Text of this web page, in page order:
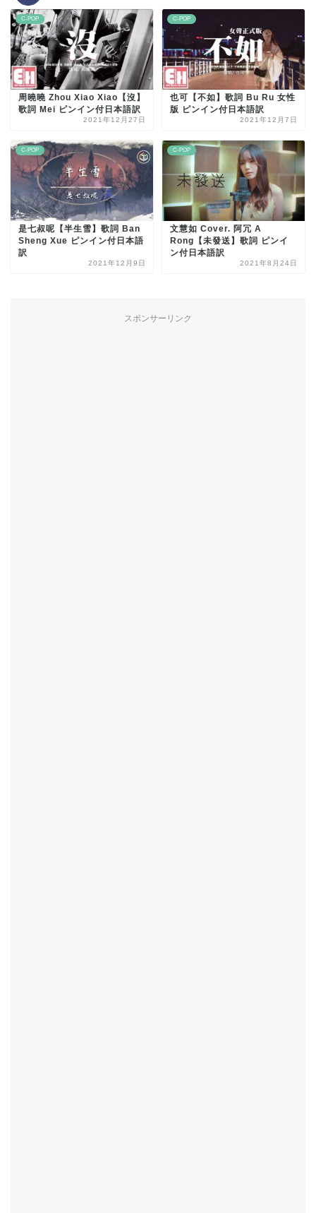
C-POP
周曉曉 Zhou Xiao Xiao【沒】
歌詞 Mei ピンイン付日本語訳
2021年12月27日
C-POP
也可【不如】歌詞 Bu Ru 女性
版 ピンイン付日本語訳
2021年12月7日
C-POP
是七叔呢【半生雪】歌詞 Ban
Sheng Xue ピンイン付日本語
訳
2021年12月9日
C-POP
文慧如 Cover. 阿冗 A
Rong【未發送】歌詞 ピンイ
ン付日本語訳
2021年8月24日
スポンサーリンク